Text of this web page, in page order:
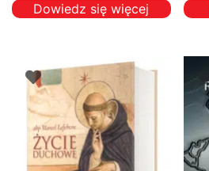
Dowiedz się więcej